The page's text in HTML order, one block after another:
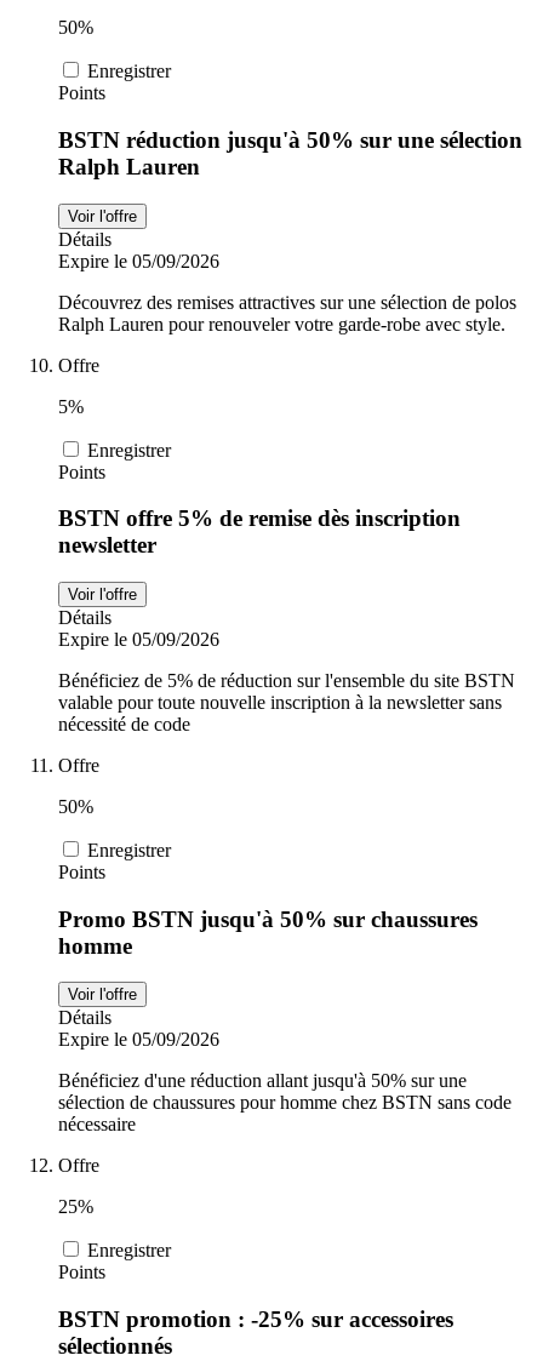
50%
Enregistrer
Points
BSTN réduction jusqu'à 50% sur une sélection
Ralph Lauren
Voir l'offre
Détails
Expire le 05/09/2026
Découvrez des remises attractives sur une sélection de polos
Ralph Lauren pour renouveler votre garde-robe avec style.
Offre
5%
Enregistrer
Points
BSTN offre 5% de remise dès inscription
newsletter
Voir l'offre
Détails
Expire le 05/09/2026
Bénéficiez de 5% de réduction sur l'ensemble du site BSTN
valable pour toute nouvelle inscription à la newsletter sans
nécessité de code
Offre
50%
Enregistrer
Points
Promo BSTN jusqu'à 50% sur chaussures
homme
Voir l'offre
Détails
Expire le 05/09/2026
Bénéficiez d'une réduction allant jusqu'à 50% sur une
sélection de chaussures pour homme chez BSTN sans code
nécessaire
Offre
25%
Enregistrer
Points
BSTN promotion : -25% sur accessoires
sélectionnés